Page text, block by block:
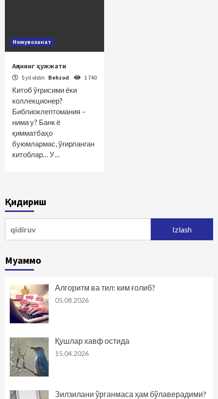
Номувозанат
Ақлнинг ҳужжати
5 yil oldin Behzod 1 740
Китоб ўғрисими ёки
коллекционер?
Библиоклептомания –
нима у? Банк ё
қимматбаҳо
буюмлармас, ўғирланган
китоблар… У…
Қидириш
Муаммо
Алгоритм ва тил: ким ғолиб?
05.08.2026
Қушлар хавф остида
15.04.2026
Зилзилани ўрганмаса ҳам бўлаверадими?